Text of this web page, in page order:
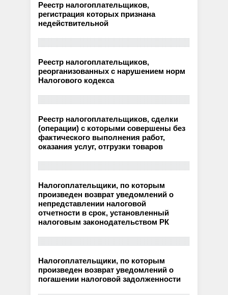
Реестр налогоплательщиков,
регистрация которых признана
недействительной
Реестр налогоплательщиков,
реорганизованных с нарушением норм
Налогового кодекса
Реестр налогоплательщиков, сделки
(операции) с которыми совершены без
фактического выполнения работ,
оказания услуг, отгрузки товаров
Налогоплательщики, по которым
произведен возврат уведомлений о
непредставлении налоговой
отчетности в срок, установленный
налоговым законодательством РК
Налогоплательщики, по которым
произведен возврат уведомлений о
погашении налоговой задолженности